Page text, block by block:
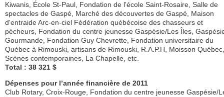
Kiwanis, École St-Paul, Fondation de l'école Saint-Rosaire, Salle de
spectacles de Gaspé, Marché des découvertes de Gaspé, Maison
d'entraide Arc-en-ciel Fédération québécoise des chasseurs et
pécheurs, Fondation du centre jeunesse Gaspésie/Les Îles,
Gourmande, Fondation Guy Chevrette, Fondation universitaire du
Québec à Rimouski, artisans de Rimouski, R.A.P.H, Moisson Québec,
Scènes contemporaines, La Chapelle, etc.
Total : 38 321 $
Dépenses pour l’année financière de 2011
Club Rotary, Croix-Rouge, Fondation du centre jeunesse Gaspésie/